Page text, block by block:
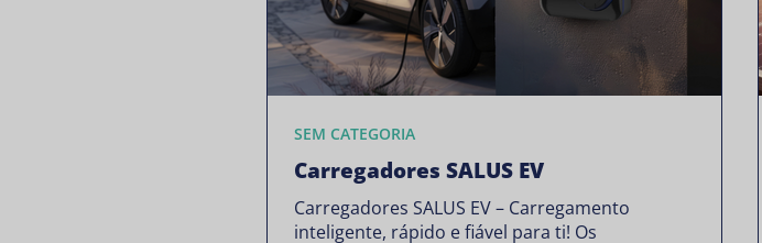
SEM CATEGORIA
Carregadores SALUS EV
Carregadores SALUS EV – Carregamento
inteligente, rápido e fiável para ti! Os